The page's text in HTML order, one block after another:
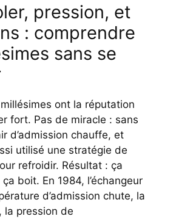
pression, et
: comprendre
sans se
ont la réputation
fort. Pas de miracle : sans
d’admission chauffe, et
utilisé une stratégie de
refroidir. Résultat : ça
boit. En 1984, l’échangeur
d’admission chute, la
la pression de